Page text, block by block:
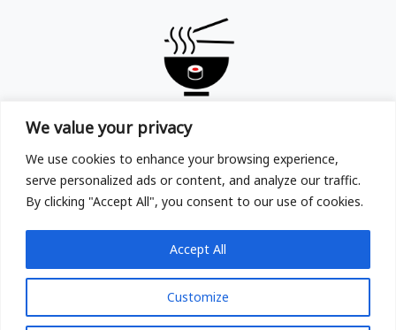
We value your privacy
We use cookies to enhance your browsing experience,
serve personalized ads or content, and analyze our traffic.
By clicking "Accept All", you consent to our use of cookies.
Customize
Accept All
TOKYOYA
Main 2025